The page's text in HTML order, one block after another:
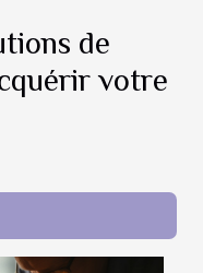
de
votre